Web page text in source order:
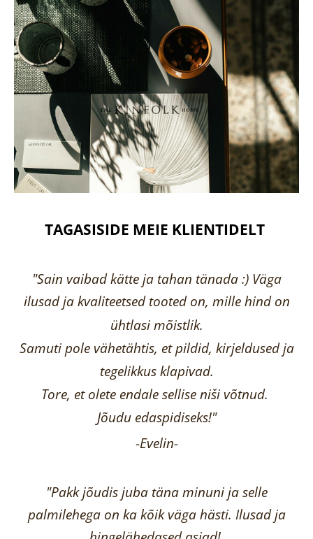
TAGASISIDE MEIE KLIENTIDELT
"Sain vaibad kätte ja tahan tänada :) Väga
ilusad ja kvaliteetsed tooted on, mille hind on
ühtlasi mõistlik.
Samuti pole vähetähtis, et pildid, kirjeldused ja
tegelikkus klapivad.
Tore, et olete endale sellise niši võtnud.
Jõudu edaspidiseks!"
-Evelin-
"Pakk jõudis juba täna minuni ja selle
palmilehega on ka kõik väga hästi. Ilusad ja